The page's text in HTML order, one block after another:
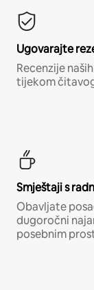
Ugovarajte
Recenzije
tijekom
Smještaji s
Obavljate
dugoročni
posebnim